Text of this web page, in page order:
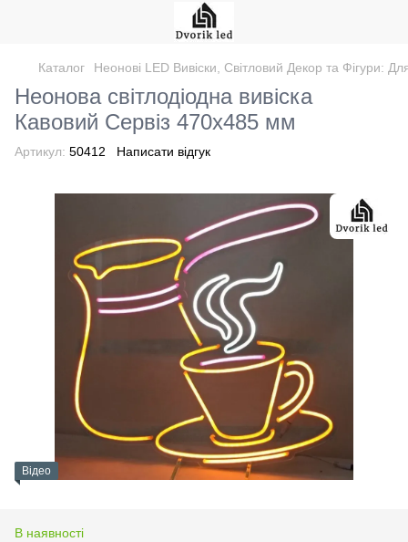
Каталог Неонові LED Вивіски, Світловий Декор та Фігури:
Неонова світлодіодна вивіска
Кавовий Сервіз 470х485 мм
Артикул: 50412 Написати відгук
Відео
В наявності